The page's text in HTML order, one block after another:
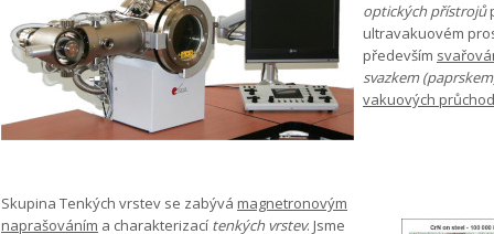
optických přístrojů
ultravakuovém
především
svazkem
vakuových
Skupina Tenkých vrstev se zabývá magnetronovým
naprašováním a charakterizací tenkých vrstev. Jsme